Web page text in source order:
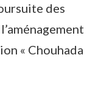
des
« Chouhada